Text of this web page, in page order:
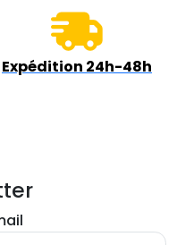
Expédition 24h-48h